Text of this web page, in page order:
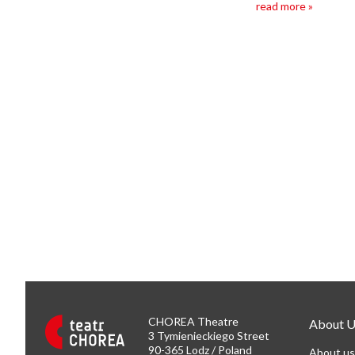
read more »
CHOREA Theatre
3 Tymienieckiego Street
90-365 Lodz / Poland
About
About us